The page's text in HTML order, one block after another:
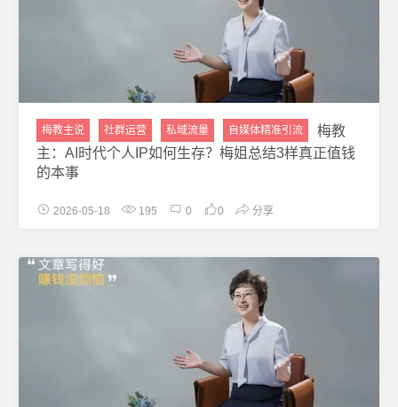
梅教主说 社群运营 私域流量 自媒体精准引流
梅教
主：AI时代个人IP如何生存？梅姐总结3样真正值钱
的本事
2026-05-18 195 0 0 分享